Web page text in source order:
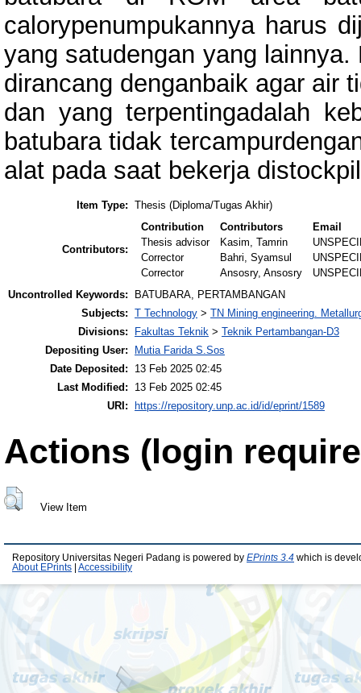
calorypenumpukannya harus
yang satudengan yang
dirancang denganbaik agar air
dan yang terpentingadalah
batubara tidak
alat pada saat bekerja
Item Type: Thesis (Diploma/Tugas Akhir)
Contributors:
Contribution Contributors
Email
Thesis advisor
Kasim, Tamrin
Corrector
Bahri, Syamsul
Corrector
Ansosry, Ansosry
Uncontrolled Keywords:
BATUBARA, PERTAMBANGAN
Subjects: T Technology > TN Mining engineering.
Divisions:
Fakultas Teknik > Teknik Pertambangan-D3
Depositing User:
Mutia Farida S.Sos
Date Deposited:
13 Feb 2025 02:45
Last Modified:
13 Feb 2025 02:45
URI:
https://repository.unp.ac.id/id/eprint/1589
Actions (login
View Item
Repository Universitas Negeri Padang is powered by EPrints 3.4 which is
About EPrints
Accessibility